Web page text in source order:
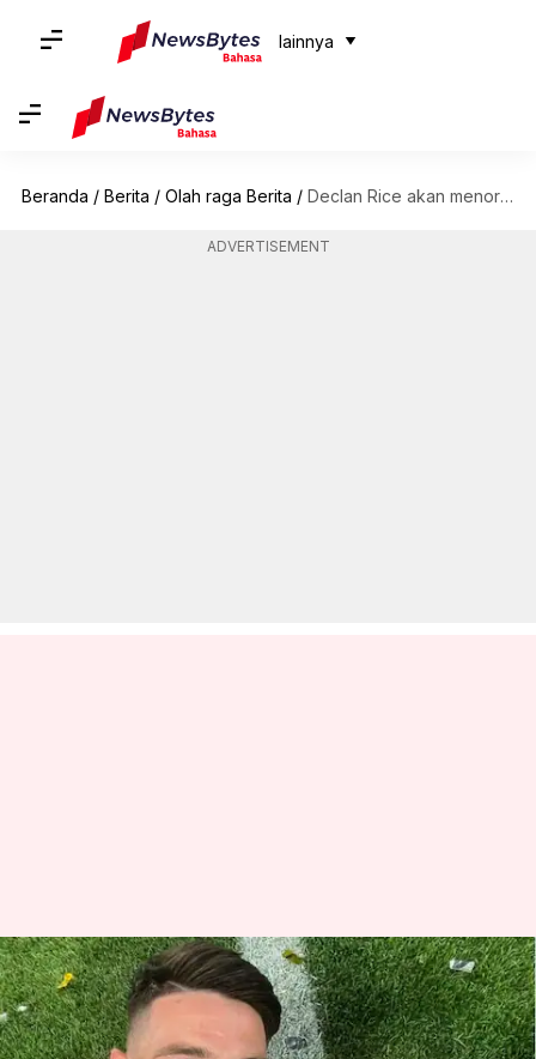
lainnya
Beranda / Berita / Olah raga Berita / Declan Rice akan menorehkan rekor biaya transfer sepak bola ini
ADVERTISEMENT
Declan Rice akan menorehkan
rekor biaya transfer sepak bola
ini